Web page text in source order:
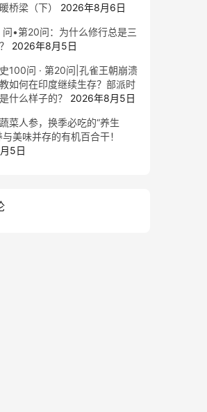
桥梁（下）
2026年8月6日
•第20问：为什么修行总是三
2026年8月5日
100问 · 第20问|孔雀王朝崩溃
如何在印度继续生存？部派时
什么样子的？
2026年8月5日
菜人参，换季必吃的“养生
与美味并存的有机百合干！
5日